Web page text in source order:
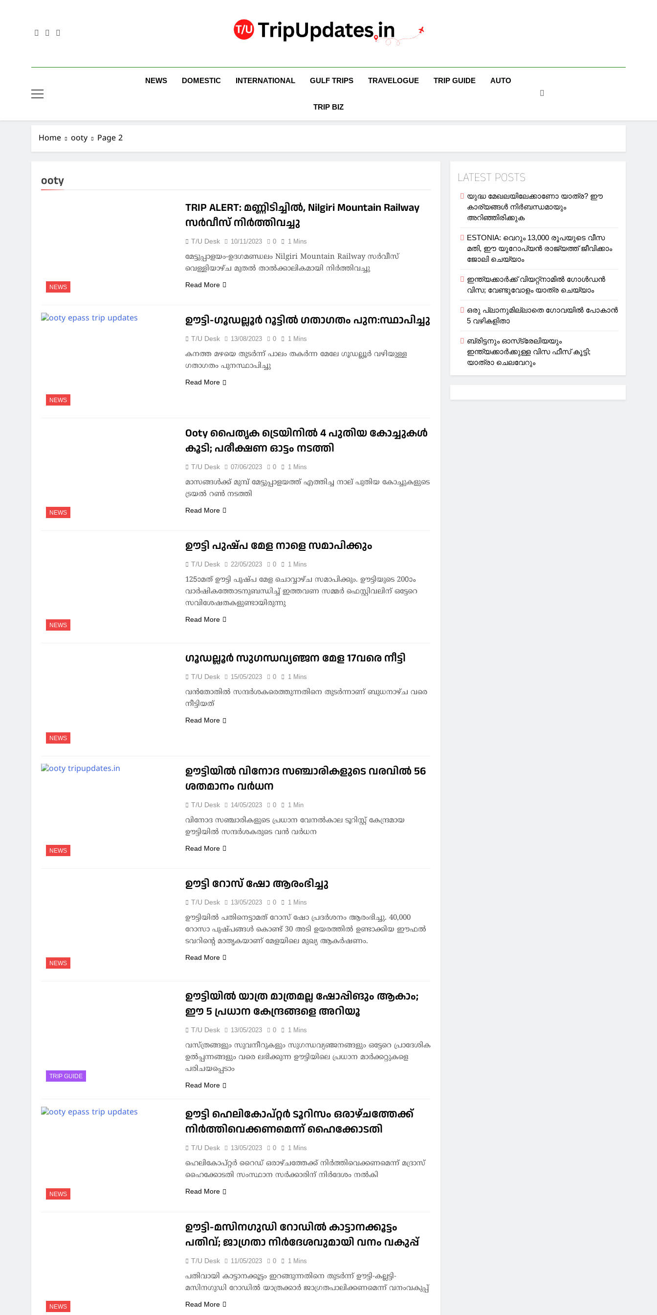
Trip Updates
NEWS DOMESTIC INTERNATIONAL GULF TRIPS TRAVELOGUE TRIP GUIDE AUTO
TRIP BIZ
Home ooty Page 2
ooty
NEWS
TRIP ALERT: മണ്ണിടിച്ചില്‍, Nilgiri Mountain Railway
സര്‍വീസ് നിര്‍ത്തിവച്ചു
T/U Desk 10/11/2023 0 1 Mins
മേട്ടുപ്പാളയം-ഉദഗമണ്ഡലം Nilgiri Mountain Railway സര്‍വീസ്
വെള്ളിയാഴ്ച മുതല്‍ താല്‍ക്കാലികമായി നിര്‍ത്തിവച്ചു
Read More
NEWS
ഊട്ടി-ഗൂഡല്ലൂർ റൂട്ടിൽ ഗതാഗതം പുന:സ്ഥാപിച്ചു
T/U Desk 13/08/2023 0 1 Mins
കനത്ത മഴയെ തുടർന്ന് പാലം തകർന്ന മേലേ ഗൂഡല്ലൂർ വഴിയുള്ള
ഗതാഗതം പുനസ്ഥാപിച്ചു
Read More
NEWS
Ooty പൈതൃക ട്രെയിനിൽ 4 പുതിയ കോച്ചുകള്‍
കൂടി; പരീക്ഷണ ഓട്ടം നടത്തി
T/U Desk 07/06/2023 0 1 Mins
മാസങ്ങള്‍ക്ക് മുമ്പ് മേട്ടുപ്പാളയത്ത് എത്തിച്ച നാല് പുതിയ കോച്ചുകളുടെ
ട്രയല്‍ റണ്‍ നടത്തി
Read More
NEWS
ഊട്ടി പുഷ്പ മേള നാളെ സമാപിക്കും
T/U Desk 22/05/2023 0 1 Mins
125ാമത് ഊട്ടി പുഷ്പ മേള ചൊവ്വാഴ്ച സമാപിക്കും. ഊട്ടിയുടെ 200ാം
വാര്‍ഷികത്തോടനുബന്ധിച്ച് ഇത്തവണ സമ്മര്‍ ഫെസ്റ്റിവലിന് ഒട്ടേറെ
സവിശേഷതകളുണ്ടായിരുന്നു
Read More
NEWS
ഗൂഡല്ലൂർ സുഗന്ധവ്യഞ്ജന മേള 17വരെ നീട്ടി
T/U Desk 15/05/2023 0 1 Mins
വൻതോതിൽ സന്ദർശകരെത്തുന്നതിനെ തുടർന്നാണ് ബുധനാഴ്ച വരെ
നീട്ടിയത്
Read More
NEWS
ഊട്ടിയില്‍ വിനോദ സഞ്ചാരികളുടെ വരവില്‍ 56
ശതമാനം വര്‍ധന
T/U Desk 14/05/2023 0 1 Min
വിനോദ സഞ്ചാരികളുടെ പ്രധാന വേനല്‍കാല ടൂറിസ്റ്റ് കേന്ദ്രമായ
ഊട്ടിയില്‍ സന്ദര്‍ശകരുടെ വന്‍ വര്‍ധന
Read More
NEWS
ഊട്ടി റോസ് ഷോ ആരംഭിച്ചു
T/U Desk 13/05/2023 0 1 Mins
ഊട്ടിയിൽ പതിനെട്ടാമത് റോസ് ഷോ പ്രദർശനം ആരംഭിച്ചു. 40,000
റോസാ പുഷ്പങ്ങൾ കൊണ്ട് 30 അടി ഉയരത്തിൽ ഉണ്ടാക്കിയ ഈഫൽ
ടവറിന്റെ മാതൃകയാണ് മേളയിലെ മുഖ്യ ആകർഷണം.
Read More
TRIP GUIDE
ഊട്ടിയിൽ യാത്ര മാത്രമല്ല ഷോപ്പിങും ആകാം;
ഈ 5 പ്രധാന കേന്ദ്രങ്ങളെ അറിയൂ
T/U Desk 13/05/2023 0 1 Mins
വസ്ത്രങ്ങളും സുവനീറുകളും സുഗന്ധവ്യഞ്ജനങ്ങളും ഒട്ടേറെ പ്രാദേശിക
ഉൽപ്പന്നങ്ങളും വരെ ലഭിക്കുന്ന ഊട്ടിയിലെ പ്രധാന മാർക്കറ്റുകളെ
പരിചയപ്പെടാം
Read More
NEWS
ഊട്ടി ഹെലികോപ്റ്റര്‍ ടൂറിസം ഒരാഴ്ചത്തേക്ക്
നിര്‍ത്തിവെക്കണമെന്ന് ഹൈക്കോടതി
T/U Desk 13/05/2023 0 1 Mins
ഹെലികോപ്റ്റര്‍ റൈഡ് ഒരാഴ്ചത്തേക്ക് നിര്‍ത്തിവെക്കണമെന്ന് മദ്രാസ്
ഹൈക്കോടതി സംസ്ഥാന സര്‍ക്കാരിന് നിര്‍ദേശം നല്‍കി
Read More
NEWS
ഊട്ടി-മസിനഗുഡി റോഡിൽ കാട്ടാനക്കൂട്ടം
പതിവ്; ജാഗ്രതാ നിര്‍ദേശവുമായി വനം വകുപ്പ്
T/U Desk 11/05/2023 0 1 Mins
പതിവായി കാട്ടാനക്കൂട്ടം ഇറങ്ങുന്നതിനെ തുടര്‍ന്ന് ഊട്ടി-കല്ലട്ടി-
മസിനഗുഡി റോഡിൽ യാത്രക്കാർ ജാഗ്രതപാലിക്കണമെന്ന് വനംവകുപ്പ്
Read More
LATEST POSTS
യുദ്ധ മേഖലയിലേക്കാണോ യാത്ര? ഈ
കാര്യങ്ങള്‍ നിര്‍ബന്ധമായും
അറിഞ്ഞിരിക്കുക
ESTONIA: വെറും 13,000 രൂപയുടെ വീസ
മതി, ഈ യൂറോപ്യന്‍ രാജ്യത്ത് ജീവിക്കാം
ജോലി ചെയ്യാം
ഇന്ത്യക്കാർക്ക് വിയറ്റ്‌നാമില്‍ ഗോള്‍ഡന്‍
വിസ; വേണ്ടുവോളം യാത്ര ചെയ്യാം
ഒരു പ്ലാനുമില്ലാതെ ഗോവയില്‍ പോകാൻ
5 വഴികളിതാ
ബ്രിട്ടനും ഓസ്‌ട്രേലിയയും
ഇന്ത്യക്കാര്‍ക്കുള്ള വിസ ഫീസ് കൂട്ടി;
യാത്രാ ചെലവേറും